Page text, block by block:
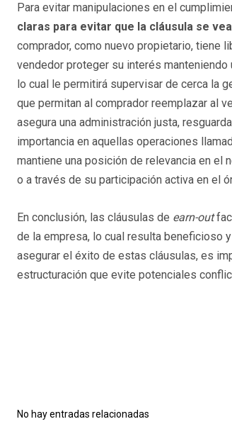
Para evitar manipulaciones en el
claras para evitar que la cláusula se
comprador, como nuevo propietario, tiene
vendedor proteger su interés
lo cual le permitirá supervisar de cerca la
que permitan al comprador reemplazar al
asegura una administración justa,
importancia en aquellas operaciones
mantiene una posición de relevancia en el
o a través de su participación activa en el
En conclusión, las cláusulas de earn-out
de la empresa, lo cual resulta beneficioso
asegurar el éxito de estas cláusulas, es
estructuración que evite potenciales
No hay entradas relacionadas